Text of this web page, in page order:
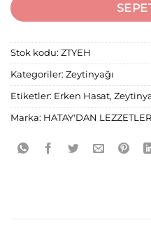
Stok kodu: ZTYEH
Kategoriler: Zeytinyağı
Etiketler: Erken Hasat,
Marka: HATAY'DAN LEZZETLER